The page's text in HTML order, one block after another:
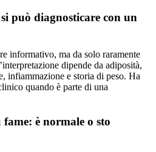
può diagnosticare con un
informativo, ma da solo raramente
dipende da adiposità,
infiammazione e storia di peso. Ha
quando è parte di una
è normale o sto